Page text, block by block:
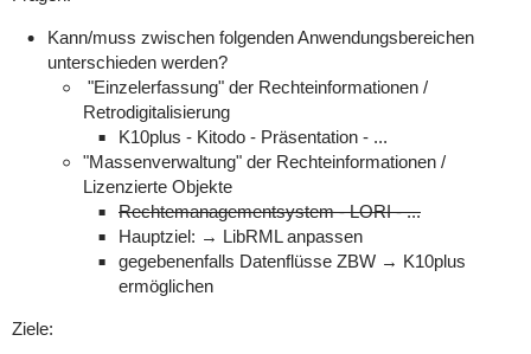
Kann/muss zwischen folgenden Anwendungsbereichen
unterschieden werden?
"Einzelerfassung" der Rechteinformationen /
Retrodigitalisierung
K10plus - Kitodo - Präsentation - ...
"Massenverwaltung" der Rechteinformationen /
Lizenzierte Objekte
Rechtemanagementsystem - LORI - ...
Hauptziel: → LibRML anpassen
gegebenenfalls Datenflüsse ZBW → K10plus
ermöglichen
Ziele: